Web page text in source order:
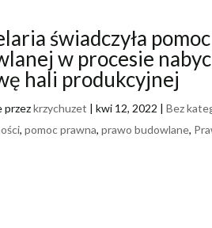
świadczyła
w procesie
hali produkcyjnej
przezkrzychuzet |kwi 12, 2022 |Bez
,pomoc prawna,prawo budowlane,